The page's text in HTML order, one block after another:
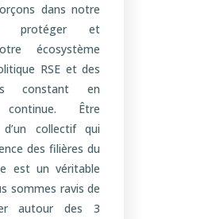
dans notre
protéger et
écosystème
RSE et des
constant en
continue. Être
collectif qui
des filières du
est un véritable
sommes ravis de
autour des 3